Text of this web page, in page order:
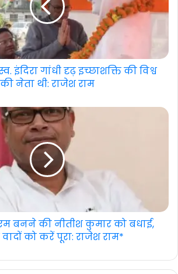
इंदिरा गांधी दृढ़ इच्छाशक्ति की विश्व
की नेता थी: राजेश राम
बनने की नीतीश कुमार को बधाई,
को करें पूरा: राजेश राम*